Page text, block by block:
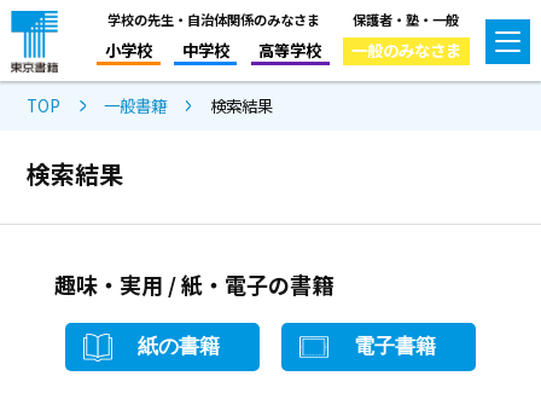
学校の先生・自治体関係のみなさま
小学校 中学校 高等学校
保護者・塾・一般
一般のみなさま
TOP 一般書籍 検索結果
検索結果
趣味・実用 / 紙・電子の書籍
紙の書籍 電子書籍